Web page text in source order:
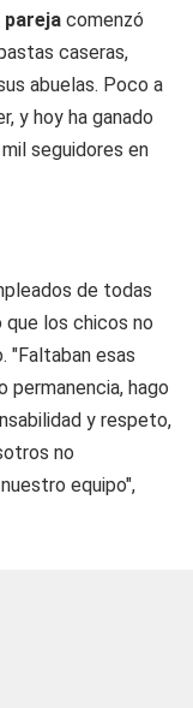
pareja comenzó
caseras,
abuelas. Poco a
y hoy ha ganado
seguidores en
de todas
que los chicos no
"Faltaban esas
permanencia, hago
y respeto,
no
equipo",